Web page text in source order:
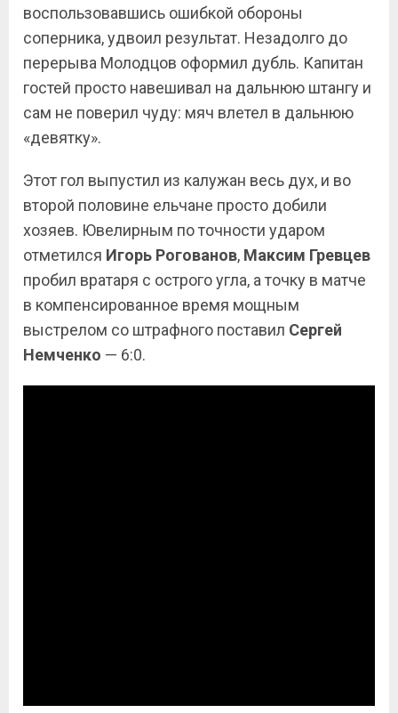
воспользовавшись ошибкой обороны
соперника, удвоил результат. Незадолго до
перерыва Молодцов оформил дубль. Капитан
гостей просто навешивал на дальнюю штангу и
сам не поверил чуду: мяч влетел в дальнюю
«девятку».
Этот гол выпустил из калужан весь дух, и во
второй половине ельчане просто добили
хозяев. Ювелирным по точности ударом
отметился Игорь Рогованов, Максим Гревцев
пробил вратаря с острого угла, а точку в матче
в компенсированное время мощным
выстрелом со штрафного поставил Сергей
Немченко — 6:0.